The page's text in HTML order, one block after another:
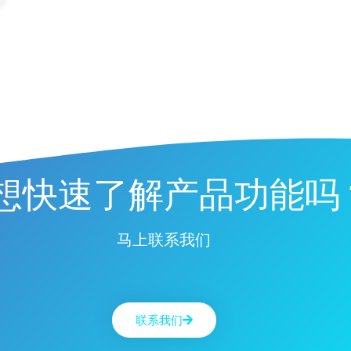
快速了解产品功能吗
马上联系我们
联系我们